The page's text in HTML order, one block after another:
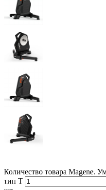
Количество товара Magene.
тип Т